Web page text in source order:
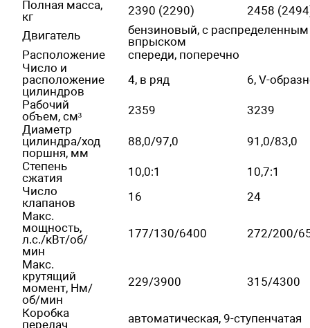
Полная масса,
кг
2390 (2290)
2458
Двигатель
бензиновый, с распределенным
впрыском
Расположение
спереди, поперечно
Число и
расположение
цилиндров
4, в ряд
6, V-
Рабочий
объем, см³
2359
3239
Диаметр
цилиндра/ход
поршня, мм
88,0/97,0
91,0/83,0
Степень
сжатия
10,0:1
10,7:1
Число
клапанов
16
24
Макс.
мощность,
л.с./кВт/об/
мин
177/130/6400 272/200/
Макс.
крутящий
момент, Нм/
об/мин
229/3900 315/4300
Коробка
передач
автоматическая, 9-ступенчатая